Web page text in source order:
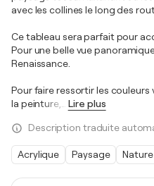
avec les collines le long des
Ce tableau sera parfait pour
Pour une belle vue
Renaissance.
Pour faire ressortir les
la peinture,
Lire plus
Description traduite
Acrylique Paysage Nature